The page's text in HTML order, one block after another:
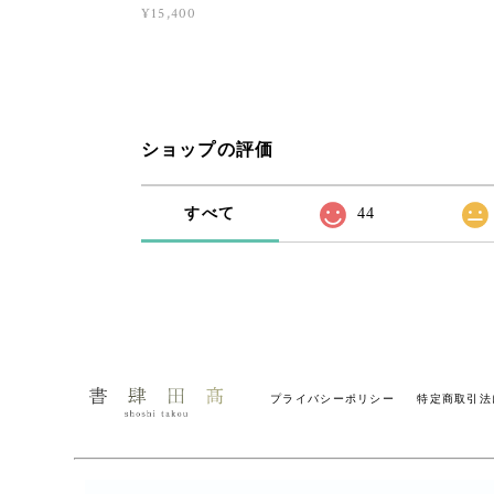
¥15,400
ショップの評価
すべて 44
プライバシーポリシー 特定商取引法